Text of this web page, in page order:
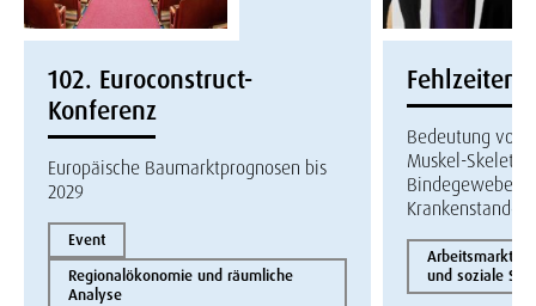
102. Euroconstruct-
Konferenz
Europäische Baumarktprognosen bis
2029
Event
Regionalökonomie und räumliche
Analyse
Bedeutung von
Muskel-Skelett-
Bindegewebes
und soziale